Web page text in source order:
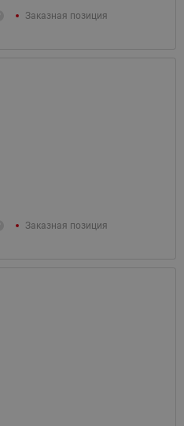
Заказная позиция
Заказная позиция